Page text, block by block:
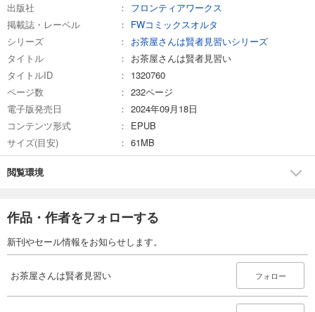
出版社
フロンティアワークス
掲載誌・レーベル
FWコミックスオルタ
シリーズ
お茶屋さんは賢者見習いシリーズ
タイトル
お茶屋さんは賢者見習い
タイトルID
1320760
ページ数
232ページ
電子版発売日
2024年09月18日
コンテンツ形式
EPUB
サイズ(目安)
61MB
閲覧環境
作品・作者をフォローする
新刊やセール情報をお知らせします。
お茶屋さんは賢者見習い フォロー